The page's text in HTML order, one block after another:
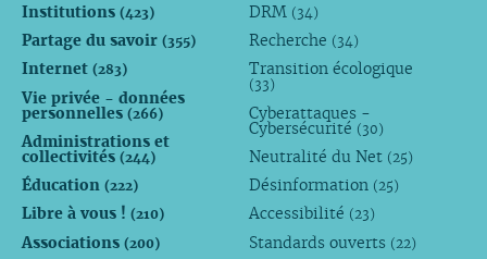
Institutions (423)
Partage du savoir (355)
Internet (283)
Vie privée - données
personnelles (266)
Administrations et
collectivités (244)
Éducation (222)
Libre à vous ! (210)
Associations (200)
DRM (34)
Recherche (34)
Transition écologique
(33)
Cyberattaques -
Cybersécurité (30)
Neutralité du Net (25)
Désinformation (25)
Accessibilité (23)
Standards ouverts (22)